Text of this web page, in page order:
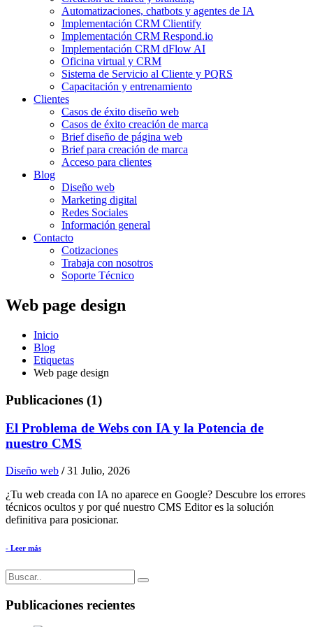
Automatizaciones, chatbots y agentes de IA
Implementación CRM Clientify
Implementación CRM Respond.io
Implementación CRM dFlow AI
Oficina virtual y CRM
Sistema de Servicio al Cliente y PQRS
Capacitación y entrenamiento
Clientes
Casos de éxito diseño web
Casos de éxito creación de marca
Brief diseño de página web
Brief para creación de marca
Acceso para clientes
Blog
Diseño web
Marketing digital
Redes Sociales
Información general
Contacto
Cotizaciones
Trabaja con nosotros
Soporte Técnico
Web page design
Inicio
Blog
Etiquetas
Web page design
Publicaciones (1)
El Problema de Webs con IA y la Potencia de
nuestro CMS
Diseño web /31 Julio, 2026
¿Tu web creada con IA no aparece en Google? Descubre los errores
técnicos ocultos y por qué nuestro CMS Editor es la solución
definitiva para posicionar.
- Leer más
Publicaciones recientes